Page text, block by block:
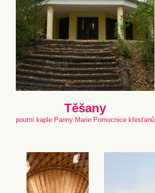
Těšany
poutní kaple Panny Marie Pomocnice křesťanů